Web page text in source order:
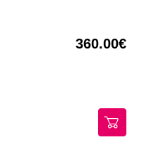
360.00